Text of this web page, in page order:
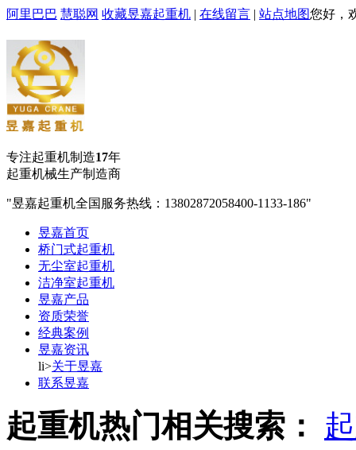
阿里巴巴 慧聪网 收藏昱嘉起重机 | 在线留言 | 站点地图您好，
专注起重机制造17年
起重机械生产制造商
昱嘉起重机全国服务热线：13802872058400-1133-186
昱嘉首页
桥门式起重机
无尘室起重机
洁净室起重机
昱嘉产品
资质荣誉
经典案例
昱嘉资讯
li>关于昱嘉
联系昱嘉
起重机热门相关搜索：